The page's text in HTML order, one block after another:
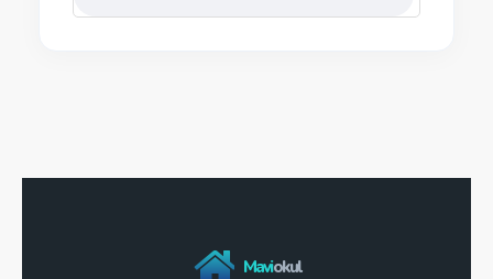
Maviokul